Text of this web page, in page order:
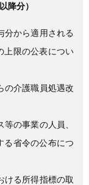
降分）
分から適用される
上限の公表につい
の介護職員処遇改
の事業の人員、
る省令の公布につ
ける所得指標の取